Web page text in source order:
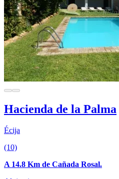
Hacienda de la Palma
Écija
(10)
A 14.8 Km de Cañada Rosal.